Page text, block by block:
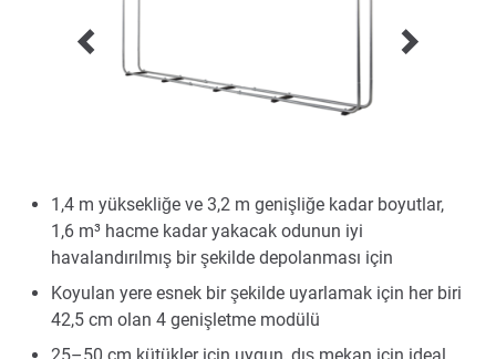
1,4 m yüksekliğe ve 3,2 m genişliğe kadar boyutlar,
1,6 m³ hacme kadar yakacak odunun iyi
havalandırılmış bir şekilde depolanması için
Koyulan yere esnek bir şekilde uyarlamak için her biri
42,5 cm olan 4 genişletme modülü